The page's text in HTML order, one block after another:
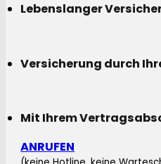
Lebenslanger
Versicherung durch
Mit Ihrem
ANRUFEN